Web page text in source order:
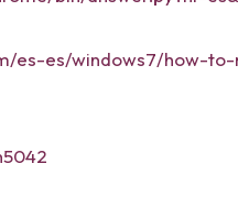
es-es/windows7/how-